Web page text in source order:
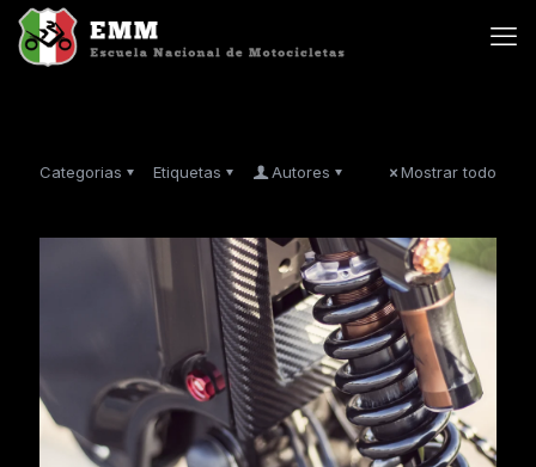
Categorias Etiquetas Autores Mostrar todo